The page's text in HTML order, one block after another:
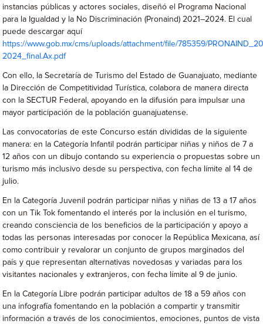
instancias públicas y actores sociales, diseñó el Programa Nacional
para la Igualdad y la No Discriminación (Pronaind) 2021–2024. El cual
puede descargar aquí
https://www.gob.mx/cms/uploads/attachment/file/785359/
2024_final.Ax.pdf
Con ello, la Secretaría de Turismo del Estado de Guanajuato, mediante
la Dirección de Competitividad Turística, colabora de manera directa
con la SECTUR Federal, apoyando en la difusión para impulsar una
mayor participación de la población guanajuatense.
Las convocatorias de este Concurso están divididas de la siguiente
manera: en la Categoría Infantil podrán participar niñas y niños de 7 a
12 años con un dibujo contando su experiencia o propuestas sobre un
turismo más inclusivo desde su perspectiva, con fecha límite al 14 de
julio.
En la Categoría Juvenil podrán participar niñas y niñas de 13 a 17 años
con un Tik Tok fomentando el interés por la inclusión en el turismo,
creando consciencia de los beneficios de la participación y apoyo a
todas las personas interesadas por conocer la República Mexicana, así
como contribuir y revalorar un conjunto de grupos marginados del
país y que representan alternativas novedosas y variadas para los
visitantes nacionales y extranjeros, con fecha límite al 9 de junio.
En la Categoría Libre podrán participar adultos de 18 a 59 años con
una infografía fomentando en la población a compartir y transmitir
información a través de los conocimientos, emociones, puntos de vista